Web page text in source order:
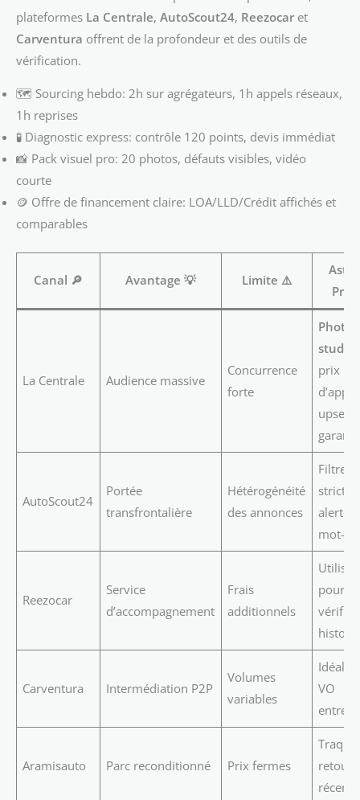
plateformes La Centrale, AutoScout24, Reezocar et
Carventura offrent de la profondeur et des outils de
vérification.
🗺️ Sourcing hebdo: 2h sur agrégateurs, 1h appels réseaux,
1h reprises
🧪 Diagnostic express: contrôle 120 points, devis immédiat
📸 Pack visuel pro: 20 photos, défauts visibles, vidéo
courte
🪙 Offre de financement claire: LOA/LLD/Crédit affichés et
comparables
Canal 🔎 Avantage 💡 Limite ⚠️
Pro
La Centrale Audience massive
Concurrence
forte
Photos
studio
prix
upsell
AutoScout24
Portée
transfrontalière
Hétérogénéité
des annonces
Filtres
stricts
alertes
mot-clé
Reezocar
Service
d’accompagnement
Frais
additionnels
Utilise
pour
vérifier
Carventura Intermédiation P2P
Volumes
variables
Idéal
VO
Aramisauto Parc reconditionné Prix fermes
Traque
retours
récents